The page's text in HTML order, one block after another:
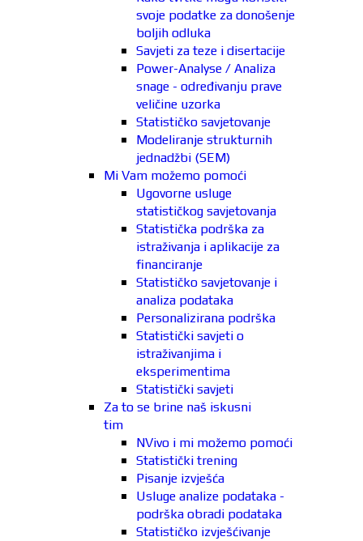
svoje podatke za donošenje
boljih odluka
Savjeti za teze i disertacije
Power-Analyse / Analiza
snage - određivanju prave
veličine uzorka
Statističko savjetovanje
Modeliranje strukturnih
jednadžbi (SEM)
Mi Vam možemo pomoći
Ugovorne usluge
statističkog savjetovanja
Statistička podrška za
istraživanja i aplikacije za
financiranje
Statističko savjetovanje i
analiza podataka
Personalizirana podrška
Statistički savjeti o
istraživanjima i
eksperimentima
Statistički savjeti
Za to se brine naš iskusni
tim
NVivo i mi možemo pomoći
Statistički trening
Pisanje izvješća
Usluge analize podataka -
podrška obradi podataka
Statističko izvješćivanje